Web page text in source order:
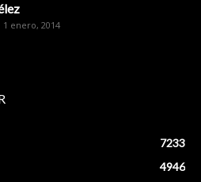
1 enero, 2014
7233
4946